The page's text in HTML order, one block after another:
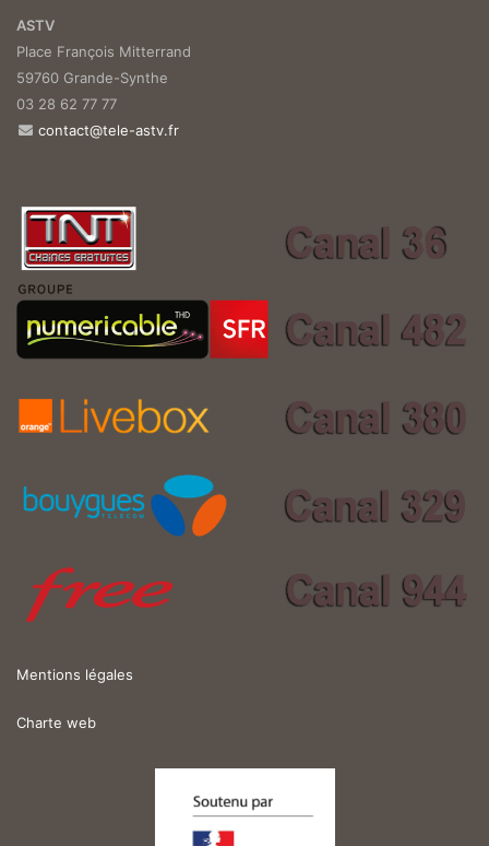
ASTV
Place François Mitterrand
59760 Grande-Synthe
03 28 62 77 77
contact@tele-astv.fr
Mentions légales
Charte web